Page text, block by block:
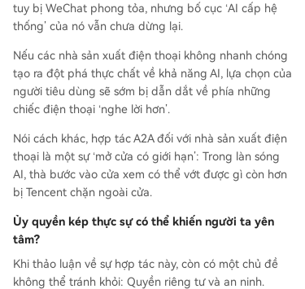
tuy bị WeChat phong tỏa, nhưng bố cục ‘AI cấp hệ
thống’ của nó vẫn chưa dừng lại.
Nếu các nhà sản xuất điện thoại không nhanh chóng
tạo ra đột phá thực chất về khả năng AI, lựa chọn của
người tiêu dùng sẽ sớm bị dẫn dắt về phía những
chiếc điện thoại ‘nghe lời hơn’.
Nói cách khác, hợp tác A2A đối với nhà sản xuất điện
thoại là một sự ‘mở cửa có giới hạn’: Trong làn sóng
AI, thà bước vào cửa xem có thể vớt được gì còn hơn
bị Tencent chặn ngoài cửa.
Ủy quyền kép thực sự có thể khiến người ta yên
tâm?
Khi thảo luận về sự hợp tác này, còn có một chủ đề
không thể tránh khỏi: Quyền riêng tư và an ninh.